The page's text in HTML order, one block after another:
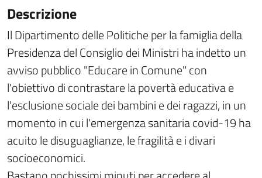
Descrizione
Il Dipartimento delle Politiche per la famiglia della
Presidenza del Consiglio dei Ministri ha indetto un
avviso pubblico "Educare in Comune" con
l'obiettivo di contrastare la povertà educativa e
l'esclusione sociale dei bambini e dei ragazzi, in un
momento in cui l'emergenza sanitaria covid-19 ha
acuito le disuguaglianze, le fragilità e i divari
socioeconomici.